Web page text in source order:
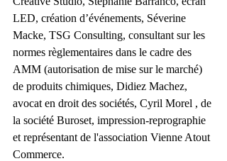
LED, création d’événements, Séverine
Macke, TSG Consulting, consultant sur les
normes règlementaires dans le cadre des
AMM (autorisation de mise sur le marché)
de produits chimiques, Didiez Machez,
avocat en droit des sociétés, Cyril Morel , de
la société Buroset, impression-reprographie
et représentant de l'association Vienne Atout
Commerce.